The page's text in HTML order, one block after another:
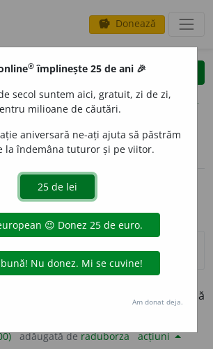
savings Donează
clear
opțiuni
462503:
DEX
(medicament) care provoacă
adăugată deraduborza acțiuni
® împlinește 25 de ani 🎉
secol suntem aici, gratuit, zi de zi,
milioane de căutări.
aniversară ne-ați ajuta să păstrăm
la îndemâna tuturor și pe viitor.
Am donat deja.